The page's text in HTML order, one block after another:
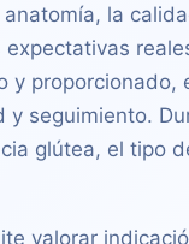
la
y
y seguimiento.
glútea, el tipo
valorar